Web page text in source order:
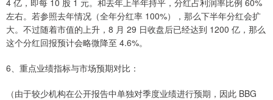
4 亿，即每 10 股 1 元。和去年上半年持平，分红占利润率比例 60%
左右。若参照去年情况（全年分红率 100%），那么下半年分红会扩
大。不过随着市值的上升，8 月 29 日收盘后已经达到 1200 亿，那么
这个分红回报预计会略微降至 4.6%。
6、重点业绩指标与市场预期对比：
（由于较少机构在公开报告中单独对季度业绩进行预期，因此 BBG